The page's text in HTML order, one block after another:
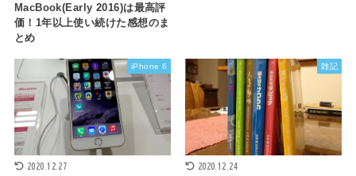
MacBook(Early 2016)は最高評
価！1年以上使い続けた感想のま
とめ
iPhone 6
2020.12.27
雑記
2020.12.24